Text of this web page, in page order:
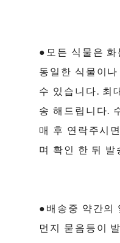
●모든 식물은
동일한 식물이
수 있습니다. 최
송 해드립니다.
매 후 연락주시
며 확인 한 뒤
●배송중 약간의
먼지 묻음등이